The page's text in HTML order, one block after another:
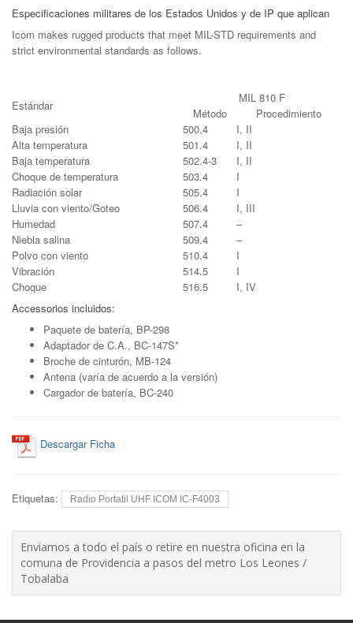
Especificaciones militares de los Estados Unidos y de IP que aplican
Icom makes rugged products that meet MIL-STD requirements and
strict environmental standards as follows.
Estándar
MIL 810 F
Método
Procedimiento
Baja presión
500.4
I, II
Alta temperatura
501.4
I, II
Baja temperatura
502.4-3
I, II
Choque de temperatura
503.4
I
Radiación solar
505.4
I
Lluvia con viento/Goteo
506.4
I, III
Humedad
507.4
–
Niebla salina
509.4
–
Polvo con viento
510.4
I
Vibración
514.5
I
Choque
516.5
I, IV
Accessorios incluidos:
Paquete de batería, BP-298
Adaptador de C.A., BC-147S*
Broche de cinturón, MB-124
Antena (varía de acuerdo a la versión)
Cargador de batería, BC-240
Descargar Ficha
Etiquetas: Radio Portatil UHF ICOM IC-F4003
Enviamos a todo el país o retire en nuestra oficina en la
comuna de Providencia a pasos del metro Los Leones /
Tobalaba